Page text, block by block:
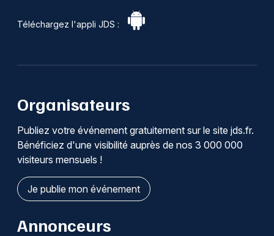
Téléchargez l'appli JDS :
Organisateurs
Publiez votre événement gratuitement sur le site jds.fr.
Bénéficiez d'une visibilité auprès de nos 3 000 000
visiteurs mensuels !
Je publie mon événement
Annonceurs